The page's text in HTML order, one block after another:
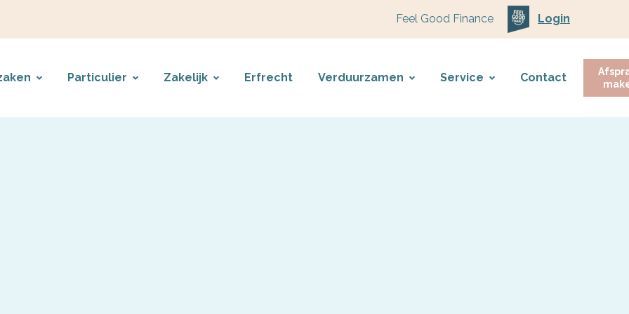
Feel Good Finance Login
Particulier Zakelijk Erfrecht Verduurzamen Service Contact